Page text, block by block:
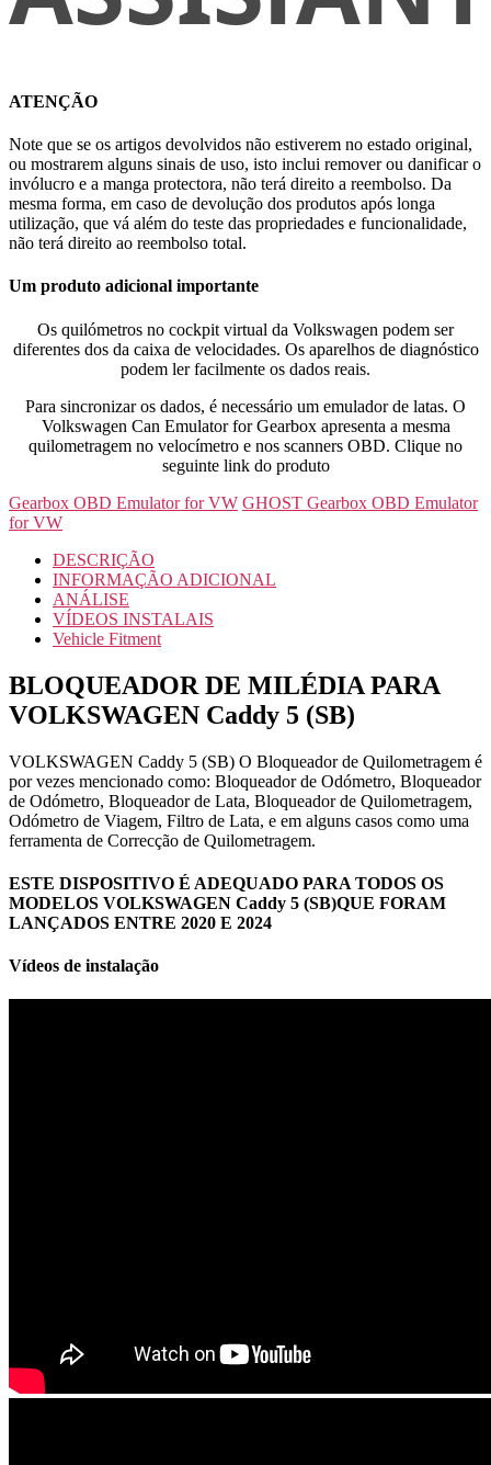
ATENÇÃO
Note que se os artigos devolvidos não estiverem no estado original,
ou mostrarem alguns sinais de uso, isto inclui remover ou danificar o
invólucro e a manga protectora, não terá direito a reembolso. Da
mesma forma, em caso de devolução dos produtos após longa
utilização, que vá além do teste das propriedades e funcionalidade,
não terá direito ao reembolso total.
Um produto adicional importante
Os quilómetros no cockpit virtual da Volkswagen podem ser
diferentes dos da caixa de velocidades. Os aparelhos de diagnóstico
podem ler facilmente os dados reais.
Para sincronizar os dados, é necessário um emulador de latas. O
Volkswagen Can Emulator for Gearbox apresenta a mesma
quilometragem no velocímetro e nos scanners OBD. Clique no
seguinte link do produto
Gearbox OBD Emulator for VW GHOST Gearbox OBD Emulator
for VW
DESCRIÇÃO
INFORMAÇÃO ADICIONAL
ANÁLISE
VÍDEOS INSTALAIS
Vehicle Fitment
BLOQUEADOR DE MILÉDIA PARA
VOLKSWAGEN Caddy 5 (SB)
VOLKSWAGEN Caddy 5 (SB) O Bloqueador de Quilometragem é
por vezes mencionado como: Bloqueador de Odómetro, Bloqueador
de Odómetro, Bloqueador de Lata, Bloqueador de Quilometragem,
Odómetro de Viagem, Filtro de Lata, e em alguns casos como uma
ferramenta de Correcção de Quilometragem.
ESTE DISPOSITIVO É ADEQUADO PARA TODOS OS
MODELOS VOLKSWAGEN Caddy 5 (SB)QUE FORAM
LANÇADOS ENTRE 2020 E 2024
Vídeos de instalação